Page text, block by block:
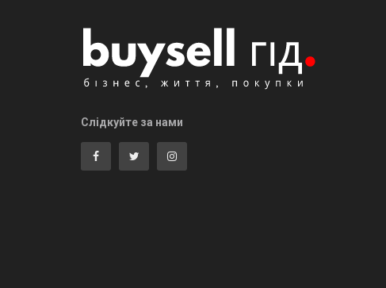
Слідкуйте за нами